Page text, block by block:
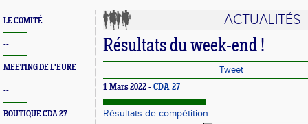
LE COMITÉ
--
MEETING DE L'EURE
--
BOUTIQUE CDA 27
ACTUALITÉS
Résultats du week-end !
Tweet
1 Mars 2022 - CDA 27
Résultats de compétition